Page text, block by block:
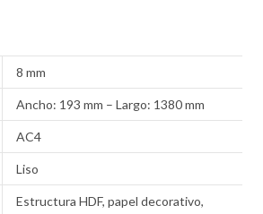
8 mm
Ancho: 193 mm – Largo: 1380 mm
AC4
Liso
Estructura HDF, papel decorativo,